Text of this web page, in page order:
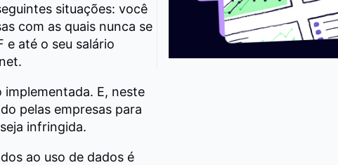
situações: você
com as quais nunca se
e até o seu salário
implementada. E, neste
pelas empresas para
infringida.
ao uso de dados é